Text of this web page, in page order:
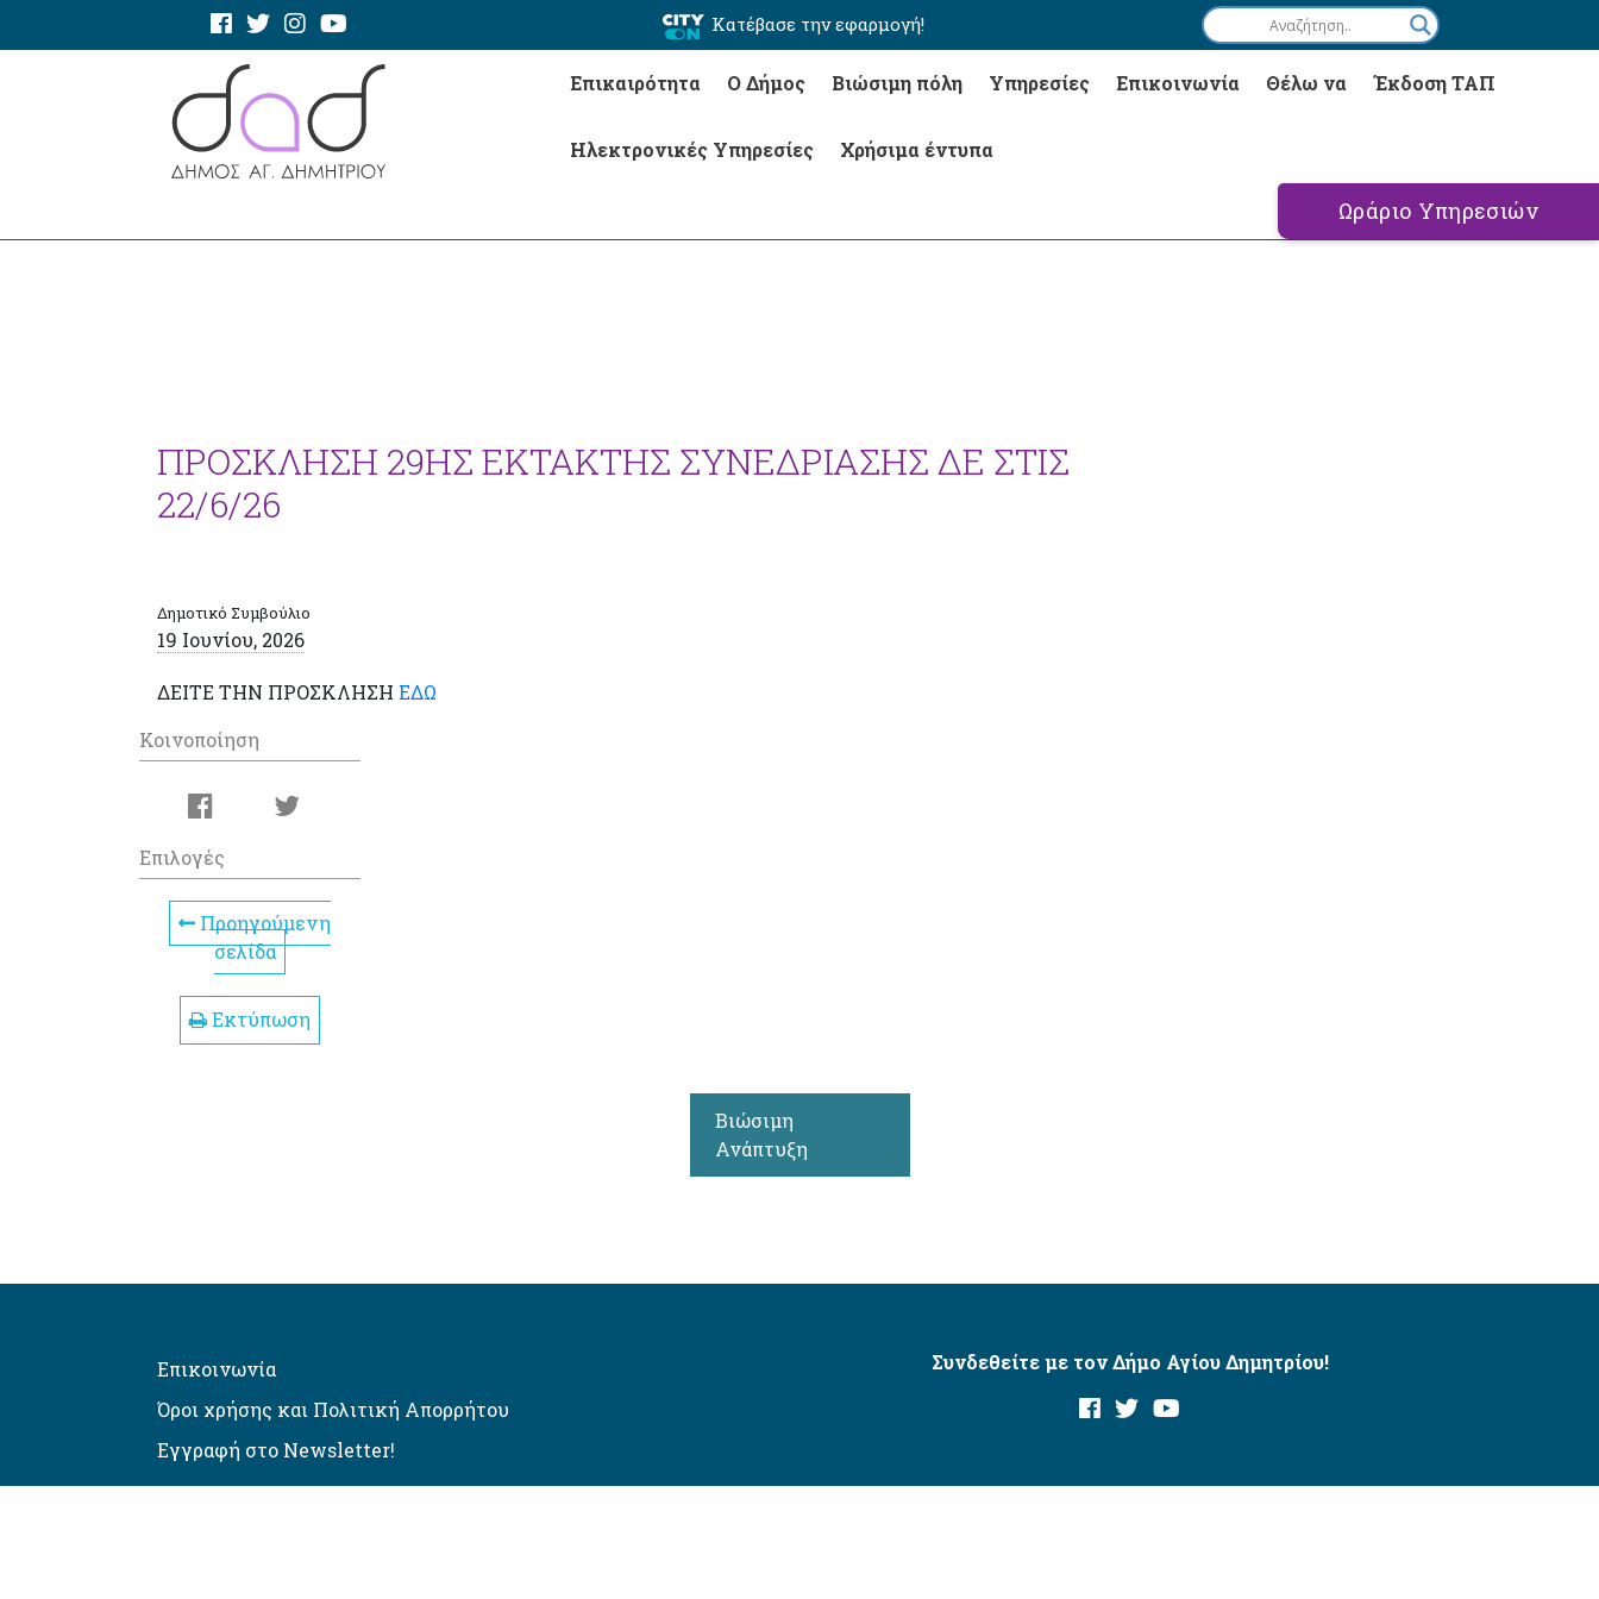
Κατέβασε την εφαρμογή!
Επικαιρότητα Ο Δήμος Βιώσιμη πόλη Υπηρεσίες Επικοινωνία Θέλω να Έκδοση ΤΑΠ
Ηλεκτρονικές Υπηρεσίες Χρήσιμα έντυπα
Ωράριο Υπηρεσιών
ΠΡΟΣΚΛΗΣΗ 29ΗΣ ΕΚΤΑΚΤΗΣ ΣΥΝΕΔΡΙΑΣΗΣ ΔΕ ΣΤΙΣ
22/6/26
Δημοτικό Συμβούλιο
19 Ιουνίου, 2026
ΔΕΙΤΕ ΤΗΝ ΠΡΟΣΚΛΗΣΗ ΕΔΩ
Κοινοποίηση
Επιλογές
Προηγούμενη
σελίδα
Εκτύπωση
Βιώσιμη
Ανάπτυξη
Επικοινωνία
Όροι χρήσης και Πολιτική Απορρήτου
Εγγραφή στο Newsletter!
Συνδεθείτε με τον Δήμο Αγίου Δημητρίου!